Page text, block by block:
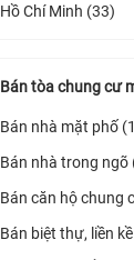
Hồ Chí Minh (33)
Bán tòa chung cư
Bán nhà mặt phố
Bán nhà trong ngõ
Bán căn hộ chung
Bán biệt thự, liền